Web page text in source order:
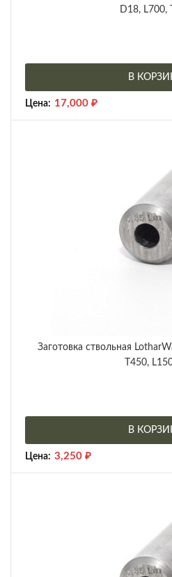
D18, L700,
В
Цена: 17,000 ₽
Заготовка ствольная
Т450,
В
Цена: 3,250 ₽